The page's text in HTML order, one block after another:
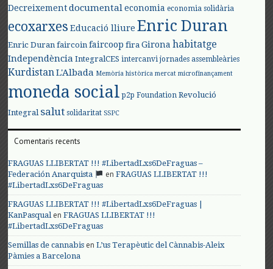
Decreixement documental economia economia solidària
ecoxarxes Educació lliure Enric Duran
Enric Duran faircoin faircoop fira Girona habitatge
Independència IntegralCES intercanvi jornades assembleàries
KurdistanL'Albada Memòria històrica mercat microfinançament
moneda social p2p Foundation Revolució
Integral salut solidaritat SSPC
Comentaris recents
FRAGUAS LLIBERTAT !!! #LibertadLxs6DeFraguas –
Federación Anarquista
enFRAGUAS LLIBERTAT !!!
#LibertadLxs6DeFraguas
FRAGUAS LLIBERTAT !!! #LibertadLxs6DeFraguas |
KanPasqualenFRAGUAS LLIBERTAT !!!
#LibertadLxs6DeFraguas
Semillas de cannabis enL’us Terapèutic del Cànnabis-Aleix
Pàmies a Barcelona